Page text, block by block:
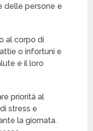
delle persone e
al corpo di
o infortuni e
e il loro
priorità al
stress e
la giornata.